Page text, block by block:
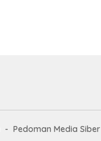
Pedoman Media Siber